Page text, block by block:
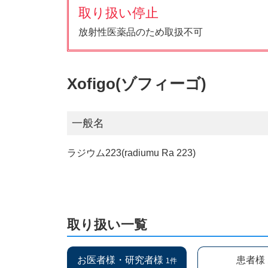
取り扱い停止
放射性医薬品のため取扱不可
Xofigo(ゾフィーゴ)
一般名
ラジウム223(radiumu Ra 223)
取り扱い一覧
お医者様・研究者様 1件 患者様